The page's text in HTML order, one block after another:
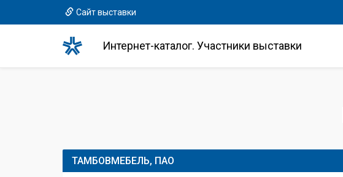
Сайт выставки
Интернет-каталог. Участники выставки
ТАМБОВМЕБЕЛЬ, ПАО